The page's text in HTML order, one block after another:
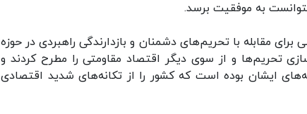
به موفقیت برسد.
مقابله با تحریم‌های دشمنان و بازدارندگی راهبردی در حوزه
تحریم‌ها و از سوی دیگر اقتصاد مقاومتی را مطرح کردند و
ایشان بوده است که کشور را از تکانه‌های شدید اقتصادی